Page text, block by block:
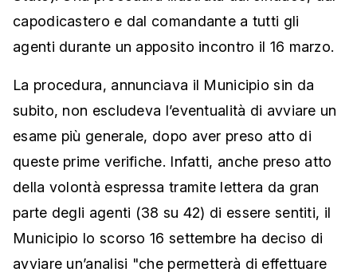
capodicastero e dal comandante a tutti gli
agenti durante un apposito incontro il 16 marzo.
La procedura, annunciava il Municipio sin da
subito, non escludeva l’eventualità di avviare un
esame più generale, dopo aver preso atto di
queste prime verifiche. Infatti, anche preso atto
della volontà espressa tramite lettera da gran
parte degli agenti (38 su 42) di essere sentiti, il
Municipio lo scorso 16 settembre ha deciso di
avviare un’analisi "che permetterà di effettuare